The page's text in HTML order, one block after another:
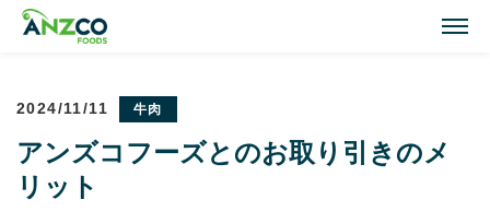
Lamb Recipes
ラム肉のおすすめレシピ
2024/11/11 牛肉
アンズコフーズとのお取り引きのメ
リット